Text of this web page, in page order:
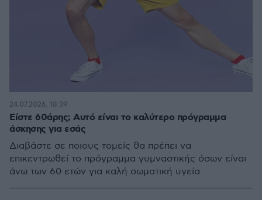
Είστε 60άρης; Αυτό είναι το καλύτερο πρόγραμμα
άσκησης για εσάς
Διαβάστε σε ποιους τομείς θα πρέπει να
επικεντρωθεί το πρόγραμμα γυμναστικής όσων είναι
άνω των 60 ετών για καλή σωματική υγεία
24.07.2026, 18:39